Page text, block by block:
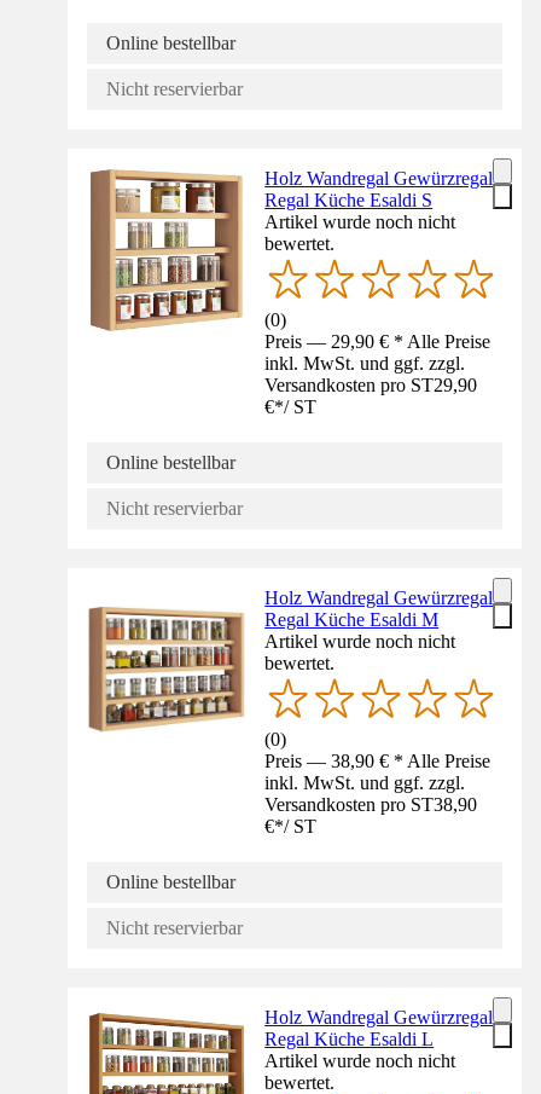
Online bestellbar
Nicht reservierbar
Holz Wandregal Gewürzregal
Regal Küche Esaldi S
Artikel wurde noch nicht
bewertet.
(0)
Preis — 29,90 € * Alle Preise
inkl. MwSt. und ggf. zzgl.
Versandkosten pro ST29,90
€*/ ST
Online bestellbar
Nicht reservierbar
Holz Wandregal Gewürzregal
Regal Küche Esaldi M
Artikel wurde noch nicht
bewertet.
(0)
Preis — 38,90 € * Alle Preise
inkl. MwSt. und ggf. zzgl.
Versandkosten pro ST38,90
€*/ ST
Online bestellbar
Nicht reservierbar
Holz Wandregal Gewürzregal
Regal Küche Esaldi L
Artikel wurde noch nicht
bewertet.